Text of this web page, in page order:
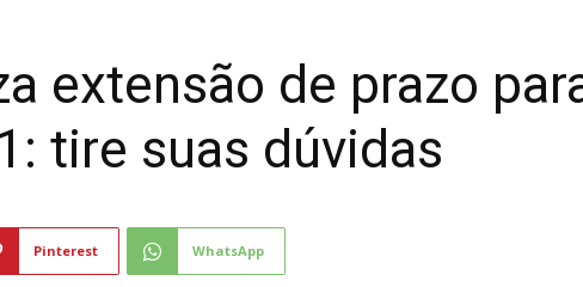
extensão de prazo
tire suas dúvidas
Pinterest WhatsApp